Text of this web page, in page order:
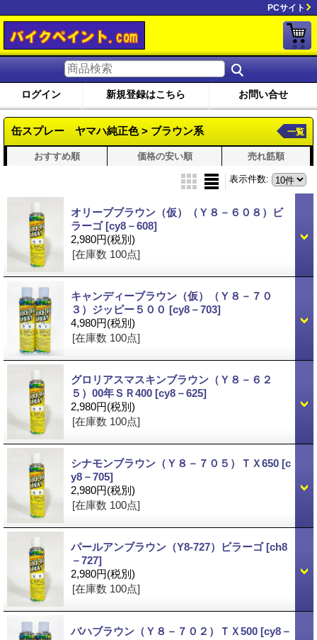
PCサイト
ログイン 新規登録はこちら お問い合せ
缶スプレー ヤマハ純正色 > ブラウン系 一覧
おすすめ順 価格の安い順 売れ筋順
表示件数:
オリーブブラウン（仮）（Ｙ８－６０８）ビ
ラーゴ[cy8－608]
2,980円(税別)
[在庫数 100点]
キャンディーブラウン（仮）（Ｙ８－７０
３）ジッピー５００ [cy8－703]
4,980円(税別)
[在庫数 100点]
グロリアスマスキンブラウン（Ｙ８－６２
５）00年ＳＲ400 [cy8－625]
2,980円(税別)
[在庫数 100点]
シナモンブラウン（Ｙ８－７０５）ＴＸ650 [c
y8－705]
2,980円(税別)
[在庫数 100点]
パールアンブラウン（Y8-727）ビラーゴ[ch8
－727]
2,980円(税別)
[在庫数 100点]
バハブラウン（Ｙ８－７０２）ＴＸ500 [cy8－